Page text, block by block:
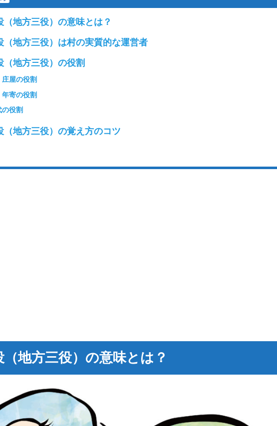
（地方三役）の意味とは？
（地方三役）は村の実質的な運営者
（地方三役）の役割
屋の役割
寄の役割
役割
（地方三役）の覚え方のコツ
（地方三役）の意味とは？